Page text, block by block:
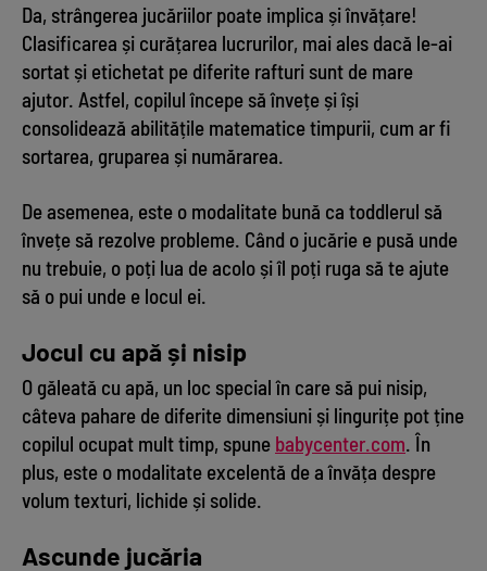
Da, strângerea jucăriilor poate implica și învățare!
Clasificarea și curățarea lucrurilor, mai ales dacă le-ai
sortat și etichetat pe diferite rafturi sunt de mare
ajutor. Astfel, copilul începe să învețe și își
consolidează abilitățile matematice timpurii, cum ar fi
sortarea, gruparea și numărarea.
De asemenea, este o modalitate bună ca toddlerul să
învețe să rezolve probleme. Când o jucărie e pusă unde
nu trebuie, o poți lua de acolo și îl poți ruga să te ajute
să o pui unde e locul ei.
Jocul cu apă și nisip
O găleată cu apă, un loc special în care să pui nisip,
câteva pahare de diferite dimensiuni și lingurițe pot ține
copilul ocupat mult timp, spune babycenter.com. În
plus, este o modalitate excelentă de a învăța despre
volum texturi, lichide și solide.
Ascunde jucăria